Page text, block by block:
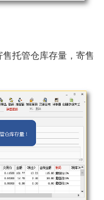
托管仓库存量，寄售